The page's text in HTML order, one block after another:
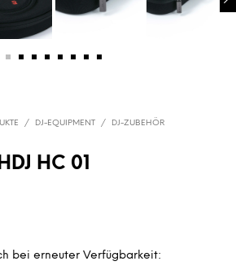
/ DJ-EQUIPMENT / DJ-ZUBEHÖR
HC 01
bei erneuter Verfügbarkeit: